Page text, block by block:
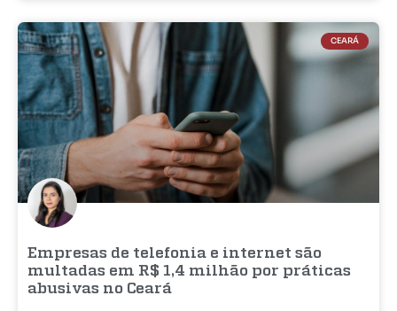
CEARÁ
Empresas de telefonia e internet são
multadas em R$ 1,4 milhão por práticas
abusivas no Ceará